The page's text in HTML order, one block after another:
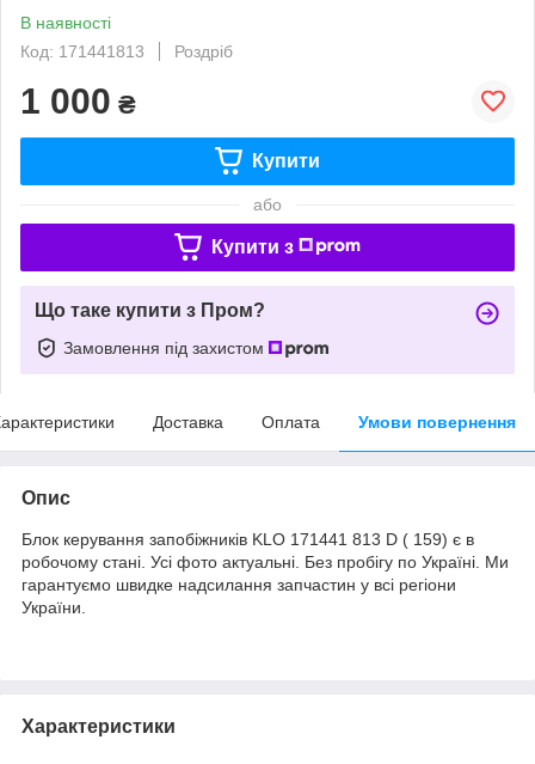
В наявності
Код: 171441813
Роздріб
1 000 ₴
Купити
або
Купити з
Що таке купити з Пром?
Замовлення під захистом
Доставка Оплата Умови повернення
Опис
Блок керування запобіжників KLO 171441 813 D ( 159) є в
робочому стані. Усі фото актуальні. Без пробігу по Україні. Ми
гарантуємо швидке надсилання запчастин у всі регіони
України.
Характеристики